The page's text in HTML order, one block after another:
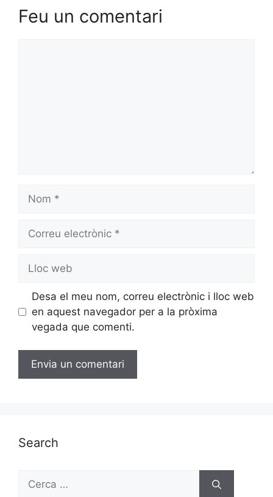
Feu un comentari
Desa el meu nom, correu electrònic i lloc web
en aquest navegador per a la pròxima
vegada que comenti.
Search